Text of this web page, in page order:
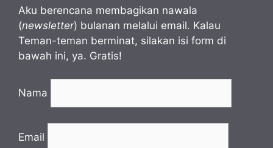
Aku berencana membagikan nawala
(newsletter) bulanan melalui email. Kalau
Teman-teman berminat, silakan isi form di
bawah ini, ya. Gratis!
Nama
Email